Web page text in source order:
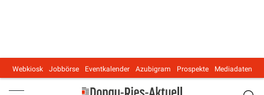
Main navigation
Webkiosk Jobbörse Eventkalender Azubigram Prospekte Mediadaten